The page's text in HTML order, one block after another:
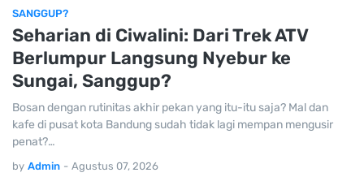
SANGGUP?
Seharian di Ciwalini: Dari Trek ATV
Berlumpur Langsung Nyebur ke
Sungai, Sanggup?
Bosan dengan rutinitas akhir pekan yang itu-itu saja? Mal dan
kafe di pusat kota Bandung sudah tidak lagi mempan mengusir
penat?…
by Admin - Agustus 07, 2026